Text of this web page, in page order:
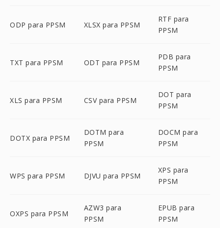
ODP para PPSM XLSX para PPSM
RTF para
PPSM
TXT para PPSM ODT para PPSM
PDB para
PPSM
XLS para PPSM CSV para PPSM
DOT para
PPSM
DOTX para PPSM
DOTM para
PPSM
DOCM para
PPSM
WPS para PPSM DJVU para PPSM
XPS para
PPSM
OXPS para PPSM
AZW3 para
PPSM
EPUB para
PPSM